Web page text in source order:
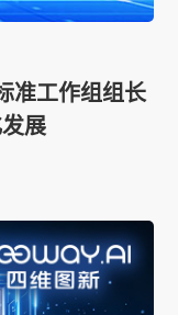
准工作组组长
展